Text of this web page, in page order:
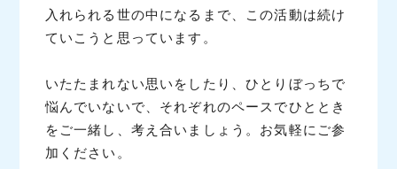
入れられる世の中になるまで、この活動は続け
ていこうと思っています。
いたたまれない思いをしたり、ひとりぼっちで
悩んでいないで、それぞれのペースでひととき
をご一緒し、考え合いましょう。お気軽にご参
加ください。